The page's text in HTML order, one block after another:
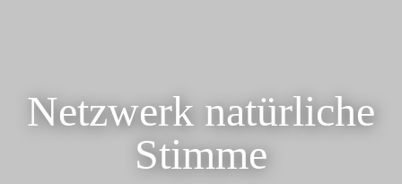
Netzwerk natürliche
Stimme